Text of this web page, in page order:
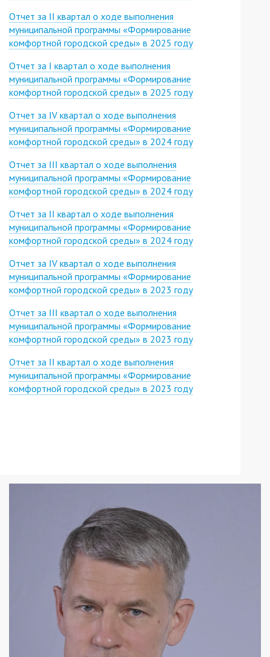
Отчет за II квартал о ходе выполнения
муниципальной программы «Формирование
комфортной городской среды» в 2025 году
Отчет за I квартал о ходе выполнения
муниципальной программы «Формирование
комфортной городской среды» в 2025 году
Отчет за IV квартал о ходе выполнения
муниципальной программы «Формирование
комфортной городской среды» в 2024 году
Отчет за III квартал о ходе выполнения
муниципальной программы «Формирование
комфортной городской среды» в 2024 году
Отчет за II квартал о ходе выполнения
муниципальной программы «Формирование
комфортной городской среды» в 2024 году
Отчет за IV квартал о ходе выполнения
муниципальной программы «Формирование
комфортной городской среды» в 2023 году
Отчет за III квартал о ходе выполнения
муниципальной программы «Формирование
комфортной городской среды» в 2023 году
Отчет за II квартал о ходе выполнения
муниципальной программы «Формирование
комфортной городской среды» в 2023 году